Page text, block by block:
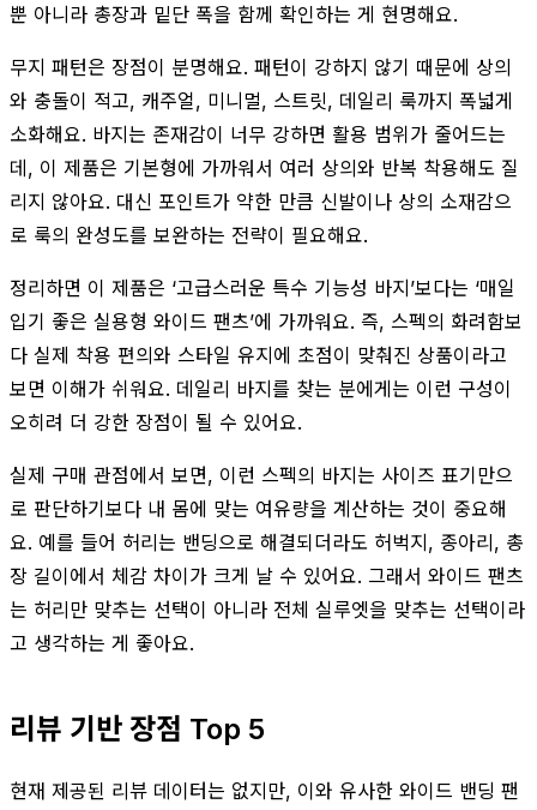
뿐 아니라 총장과 밑단 폭을 함께 확인하는 게 현명해요.
무지 패턴은 장점이 분명해요. 패턴이 강하지 않기 때문에 상의
와 충돌이 적고, 캐주얼, 미니멀, 스트릿, 데일리 룩까지 폭넓게
소화해요. 바지는 존재감이 너무 강하면 활용 범위가 줄어드는
데, 이 제품은 기본형에 가까워서 여러 상의와 반복 착용해도 질
리지 않아요. 대신 포인트가 약한 만큼 신발이나 상의 소재감으
로 룩의 완성도를 보완하는 전략이 필요해요.
정리하면 이 제품은 ‘고급스러운 특수 기능성 바지’보다는 ‘매일
입기 좋은 실용형 와이드 팬츠’에 가까워요. 즉, 스펙의 화려함보
다 실제 착용 편의와 스타일 유지에 초점이 맞춰진 상품이라고
보면 이해가 쉬워요. 데일리 바지를 찾는 분에게는 이런 구성이
오히려 더 강한 장점이 될 수 있어요.
실제 구매 관점에서 보면, 이런 스펙의 바지는 사이즈 표기만으
로 판단하기보다 내 몸에 맞는 여유량을 계산하는 것이 중요해
요. 예를 들어 허리는 밴딩으로 해결되더라도 허벅지, 종아리, 총
장 길이에서 체감 차이가 크게 날 수 있어요. 그래서 와이드 팬츠
는 허리만 맞추는 선택이 아니라 전체 실루엣을 맞추는 선택이라
고 생각하는 게 좋아요.
리뷰 기반 장점 Top 5
현재 제공된 리뷰 데이터는 없지만, 이와 유사한 와이드 밴딩 팬